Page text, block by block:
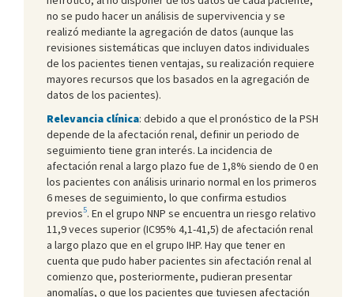
no se pudo hacer un análisis de supervivencia y se
realizó mediante la agregación de datos (aunque las
revisiones sistemáticas que incluyen datos individuales
de los pacientes tienen ventajas, su realización requiere
mayores recursos que los basados en la agregación de
datos de los pacientes).
Relevancia clínica: debido a que el pronóstico de la PSH
depende de la afectación renal, definir un periodo de
seguimiento tiene gran interés. La incidencia de
afectación renal a largo plazo fue de 1,8% siendo de 0 en
los pacientes con análisis urinario normal en los primeros
6 meses de seguimiento, lo que confirma estudios
previos5. En el grupo NNP se encuentra un riesgo relativo
11,9 veces superior (IC95% 4,1-41,5) de afectación renal
a largo plazo que en el grupo IHP. Hay que tener en
cuenta que pudo haber pacientes sin afectación renal al
comienzo que, posteriormente, pudieran presentar
anomalías, o que los pacientes que tuviesen afectación